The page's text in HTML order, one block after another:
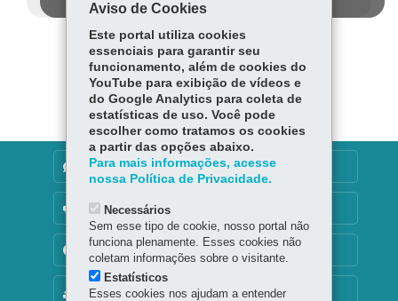
Carregar mais
MAPA DO SITE
DENUNCIE CORRUPÇÃO
OUVIDORIA
TRANSPARÊNCIA INSTITUCIONAL
Aviso de Cookies
Este portal utiliza cookies
essenciais para garantir seu
funcionamento, além de cookies do
YouTube para exibição de vídeos e
do Google Analytics para coleta de
estatísticas de uso. Você pode
escolher como tratamos os cookies
a partir das opções abaixo.
Para mais informações, acesse
nossa Política de Privacidade.
Necessários
Sem esse tipo de cookie, nosso portal não
funciona plenamente. Esses cookies não
coletam informações sobre o visitante.
Estatísticos
Esses cookies nos ajudam a entender